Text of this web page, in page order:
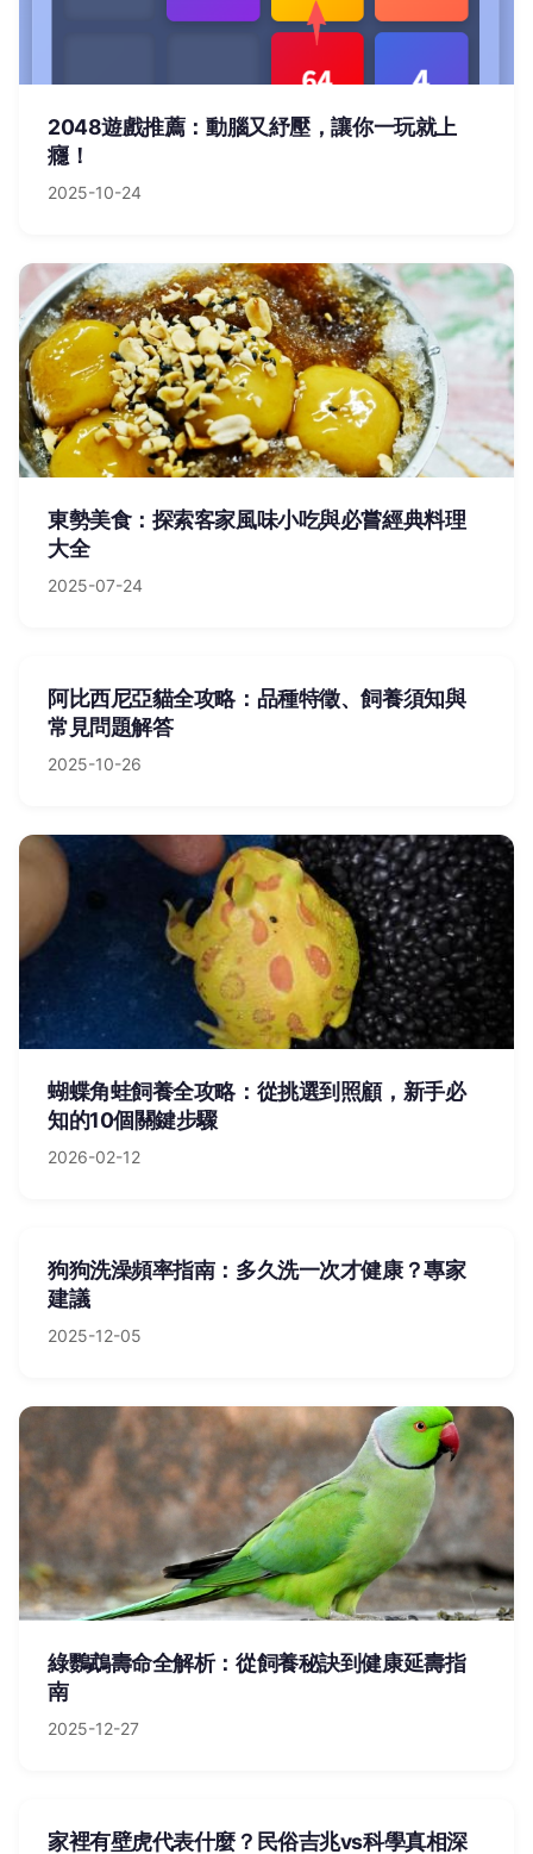
2048遊戲推薦：動腦又紓壓，讓你一玩就上
癮！
2025-10-24
東勢美食：探索客家風味小吃與必嘗經典料理
大全
2025-07-24
阿比西尼亞貓全攻略：品種特徵、飼養須知與
常見問題解答
2025-10-26
蝴蝶角蛙飼養全攻略：從挑選到照顧，新手必
知的10個關鍵步驟
2026-02-12
狗狗洗澡頻率指南：多久洗一次才健康？專家
建議
2025-12-05
綠鸚鵡壽命全解析：從飼養秘訣到健康延壽指
南
2025-12-27
家裡有壁虎代表什麼？民俗吉兆vs科學真相深